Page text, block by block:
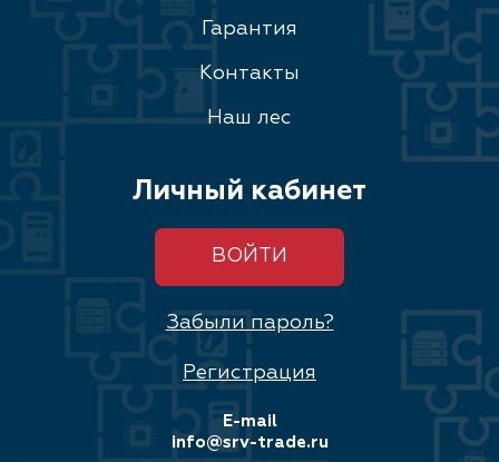
Гарантия
Контакты
Наш лес
Личный кабинет
ВОЙТИ
Забыли пароль?
Регистрация
E-mail
info@srv-trade.ru